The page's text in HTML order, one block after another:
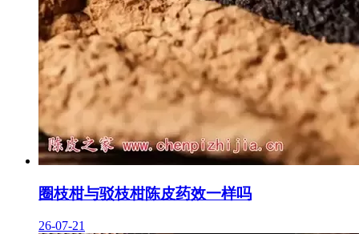
圈枝柑与驳枝柑陈皮药效一样吗
26-07-21